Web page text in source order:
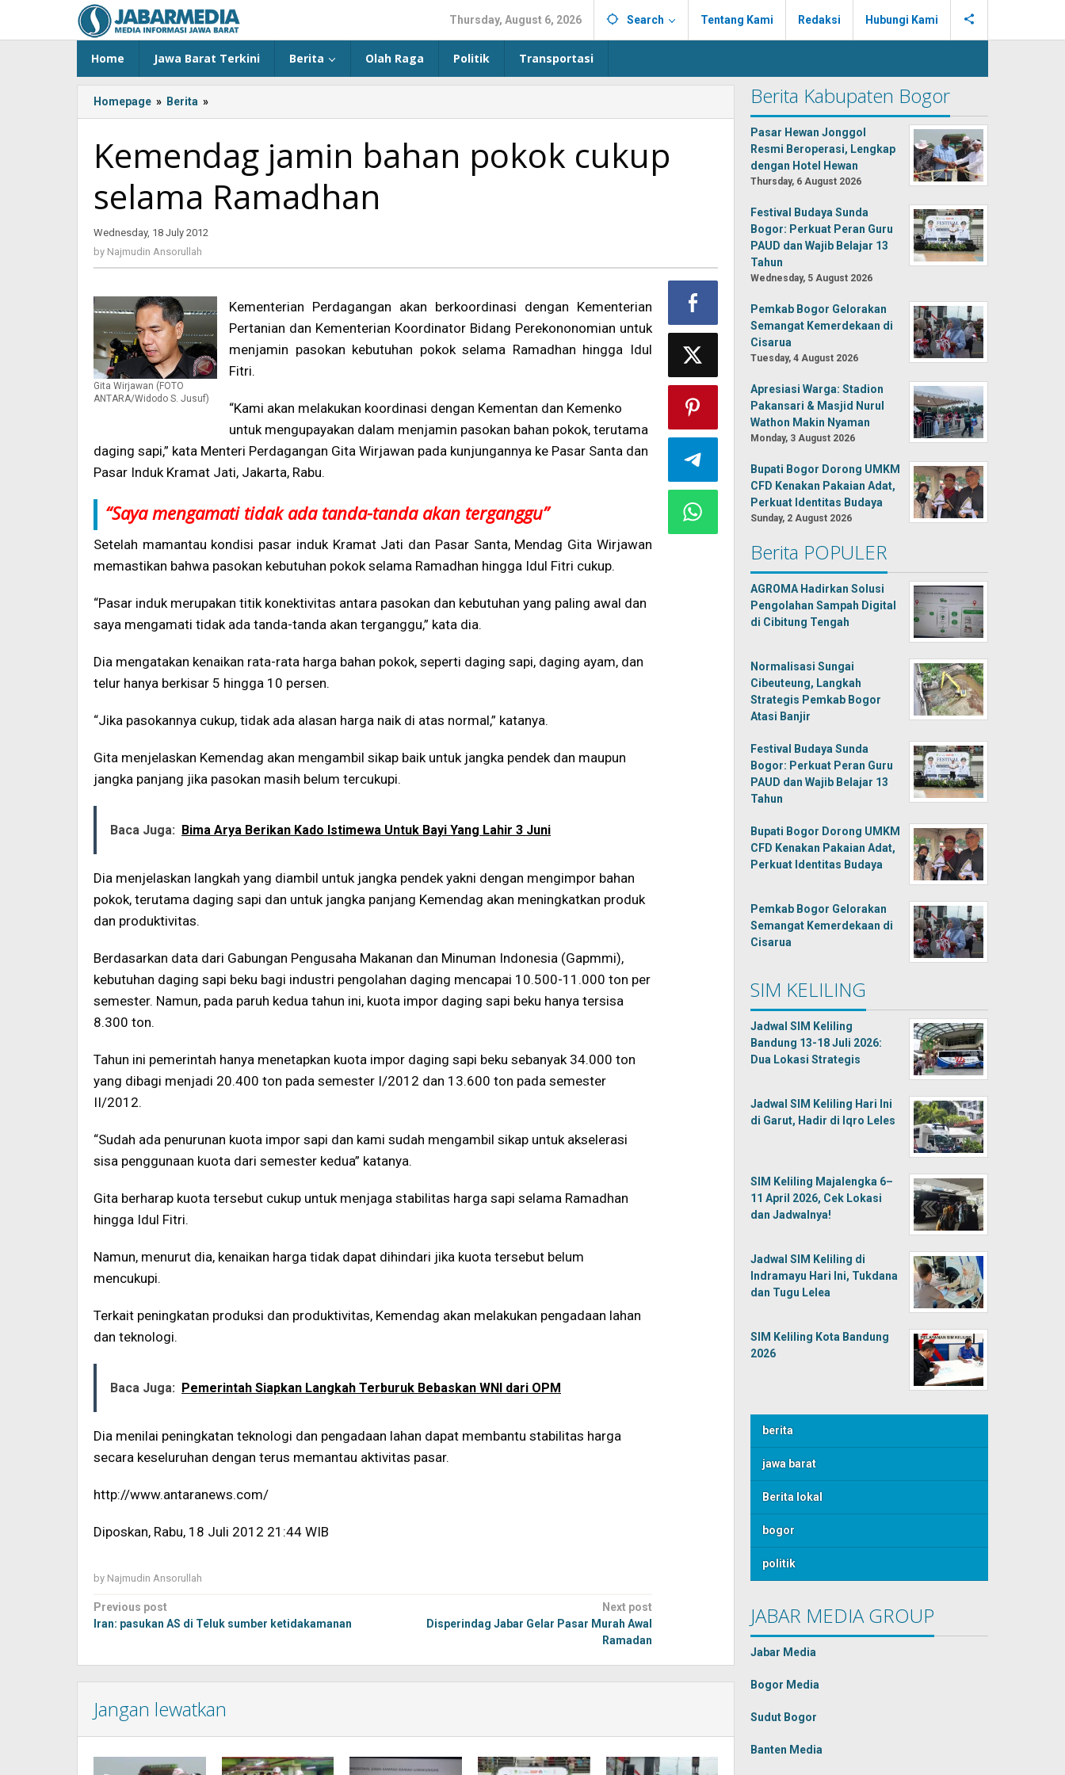
content
Thursday, August 6, 2026 Search Tentang Kami Redaksi Hubungi Kami
Home Jawa Barat Terkini Berita Olah Raga Politik Transportasi
Homepage » Berita »
-:IN-
>Kemendag
jamin
bahan
pokok
-:-
Kemendag jamin bahan pokok cukup
selama Ramadhan
Wednesday, 18 July 2012
by Najmudin Ansorullah
Gita Wirjawan (FOTO
ANTARA/Widodo S. Jusuf)
Kementerian Perdagangan akan berkoordinasi dengan Kementerian
Pertanian dan Kementerian Koordinator Bidang Perekononomian untuk
menjamin pasokan kebutuhan pokok selama Ramadhan hingga Idul
Fitri.
“Kami akan melakukan koordinasi dengan Kementan dan Kemenko
untuk mengupayakan dalam menjamin pasokan bahan pokok, terutama
daging sapi,” kata Menteri Perdagangan Gita Wirjawan pada kunjungannya ke Pasar Santa dan
Pasar Induk Kramat Jati, Jakarta, Rabu.
“Saya mengamati tidak ada tanda-tanda akan terganggu”
Setelah mamantau kondisi pasar induk Kramat Jati dan Pasar Santa, Mendag Gita Wirjawan
memastikan bahwa pasokan kebutuhan pokok selama Ramadhan hingga Idul Fitri cukup.
“Pasar induk merupakan titik konektivitas antara pasokan dan kebutuhan yang paling awal dan
saya mengamati tidak ada tanda-tanda akan terganggu,” kata dia.
Dia mengatakan kenaikan rata-rata harga bahan pokok, seperti daging sapi, daging ayam, dan
telur hanya berkisar 5 hingga 10 persen.
“Jika pasokannya cukup, tidak ada alasan harga naik di atas normal,” katanya.
Gita menjelaskan Kemendag akan mengambil sikap baik untuk jangka pendek dan maupun
jangka panjang jika pasokan masih belum tercukupi.
Baca Juga: Bima Arya Berikan Kado Istimewa Untuk Bayi Yang Lahir 3 Juni
Dia menjelaskan langkah yang diambil untuk jangka pendek yakni dengan mengimpor bahan
pokok, terutama daging sapi dan untuk jangka panjang Kemendag akan meningkatkan produk
dan produktivitas.
Berdasarkan data dari Gabungan Pengusaha Makanan dan Minuman Indonesia (Gapmmi),
kebutuhan daging sapi beku bagi industri pengolahan daging mencapai 10.500-11.000 ton per
semester. Namun, pada paruh kedua tahun ini, kuota impor daging sapi beku hanya tersisa
8.300 ton.
Tahun ini pemerintah hanya menetapkan kuota impor daging sapi beku sebanyak 34.000 ton
yang dibagi menjadi 20.400 ton pada semester I/2012 dan 13.600 ton pada semester
II/2012.
“Sudah ada penurunan kuota impor sapi dan kami sudah mengambil sikap untuk akselerasi
sisa penggunaan kuota dari semester kedua” katanya.
Gita berharap kuota tersebut cukup untuk menjaga stabilitas harga sapi selama Ramadhan
hingga Idul Fitri.
Namun, menurut dia, kenaikan harga tidak dapat dihindari jika kuota tersebut belum
mencukupi.
Terkait peningkatan produksi dan produktivitas, Kemendag akan melakukan pengadaan lahan
dan teknologi.
Baca Juga: Pemerintah Siapkan Langkah Terburuk Bebaskan WNI dari OPM
Dia menilai peningkatan teknologi dan pengadaan lahan dapat membantu stabilitas harga
secara keseluruhan dengan terus memantau aktivitas pasar.
http://www.antaranews.com/
Diposkan, Rabu, 18 Juli 2012 21:44 WIB
by Najmudin Ansorullah
Post
navigation
Previous post
Iran: pasukan AS di Teluk sumber ketidakamanan
Next post
Disperindag Jabar Gelar Pasar Murah Awal
Ramadan
Jangan lewatkan
Berita Kabupaten Bogor
Pasar Hewan Jonggol
Resmi Beroperasi, Lengkap
dengan Hotel Hewan
Thursday, 6 August 2026
Festival Budaya Sunda
Bogor: Perkuat Peran Guru
PAUD dan Wajib Belajar 13
Tahun
Wednesday, 5 August 2026
Pemkab Bogor Gelorakan
Semangat Kemerdekaan di
Cisarua
Tuesday, 4 August 2026
Apresiasi Warga: Stadion
Pakansari & Masjid Nurul
Wathon Makin Nyaman
Monday, 3 August 2026
Bupati Bogor Dorong UMKM
CFD Kenakan Pakaian Adat,
Perkuat Identitas Budaya
Sunday, 2 August 2026
Berita POPULER
AGROMA Hadirkan Solusi
Pengolahan Sampah Digital
di Cibitung Tengah
Normalisasi Sungai
Cibeuteung, Langkah
Strategis Pemkab Bogor
Atasi Banjir
Festival Budaya Sunda
Bogor: Perkuat Peran Guru
PAUD dan Wajib Belajar 13
Tahun
Bupati Bogor Dorong UMKM
CFD Kenakan Pakaian Adat,
Perkuat Identitas Budaya
Pemkab Bogor Gelorakan
Semangat Kemerdekaan di
Cisarua
SIM KELILING
Jadwal SIM Keliling
Bandung 13-18 Juli 2026:
Dua Lokasi Strategis
Jadwal SIM Keliling Hari Ini
di Garut, Hadir di Iqro Leles
SIM Keliling Majalengka 6–
11 April 2026, Cek Lokasi
dan Jadwalnya!
Jadwal SIM Keliling di
Indramayu Hari Ini, Tukdana
dan Tugu Lelea
SIM Keliling Kota Bandung
2026
berita
jawa barat
Berita lokal
bogor
politik
JABAR MEDIA GROUP
Jabar Media
Bogor Media
Sudut Bogor
Banten Media